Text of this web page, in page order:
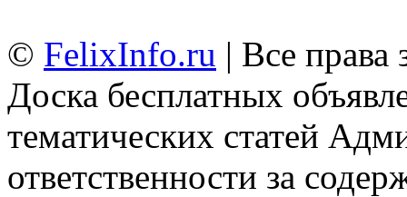
© FelixInfo.ru | Все
Доска бесплатных
тематических статей
ответственности за